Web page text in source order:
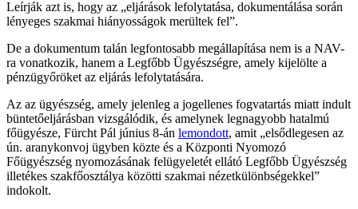
Leírják azt is, hogy az „eljárások lefolytatása, dokumentálása során
lényeges szakmai hiányosságok merültek fel”.
De a dokumentum talán legfontosabb megállapítása nem is a NAV-
ra vonatkozik, hanem a Legfőbb Ügyészségre, amely kijelölte a
pénzügyőröket az eljárás lefolytatására.
Az az ügyészség, amely jelenleg a jogellenes fogvatartás miatt indult
büntetőeljárásban vizsgálódik, és amelynek legnagyobb hatalmú
főügyésze, Fürcht Pál június 8-án lemondott, amit „elsődlegesen az
ún. aranykonvoj ügyben közte és a Központi Nyomozó
Főügyészség nyomozásának felügyeletét ellátó Legfőbb Ügyészség
illetékes szakfőosztálya közötti szakmai nézetkülönbségekkel”
indokolt.